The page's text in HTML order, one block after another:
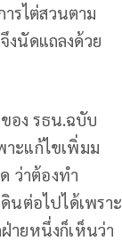
รไต่สวนตาม
งนัดแถลงด้วย
อง รธน.ฉบับ
ะแก้ไขเพิ่มม
ว่าต้องทำ
นต่อไปได้เพราะ
ายหนึ่งก็เห็นว่า